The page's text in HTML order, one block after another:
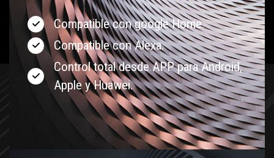
Compatible con google Home.
Compatible con Alexa.
Control total desde APP para Android,
Apple y Huawei.